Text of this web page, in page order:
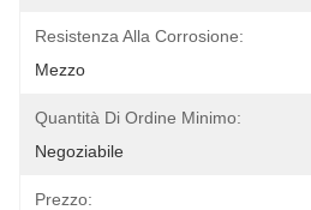
Resistenza Alla Corrosione:
Mezzo
Quantità Di Ordine Minimo:
Negoziabile
Prezzo: